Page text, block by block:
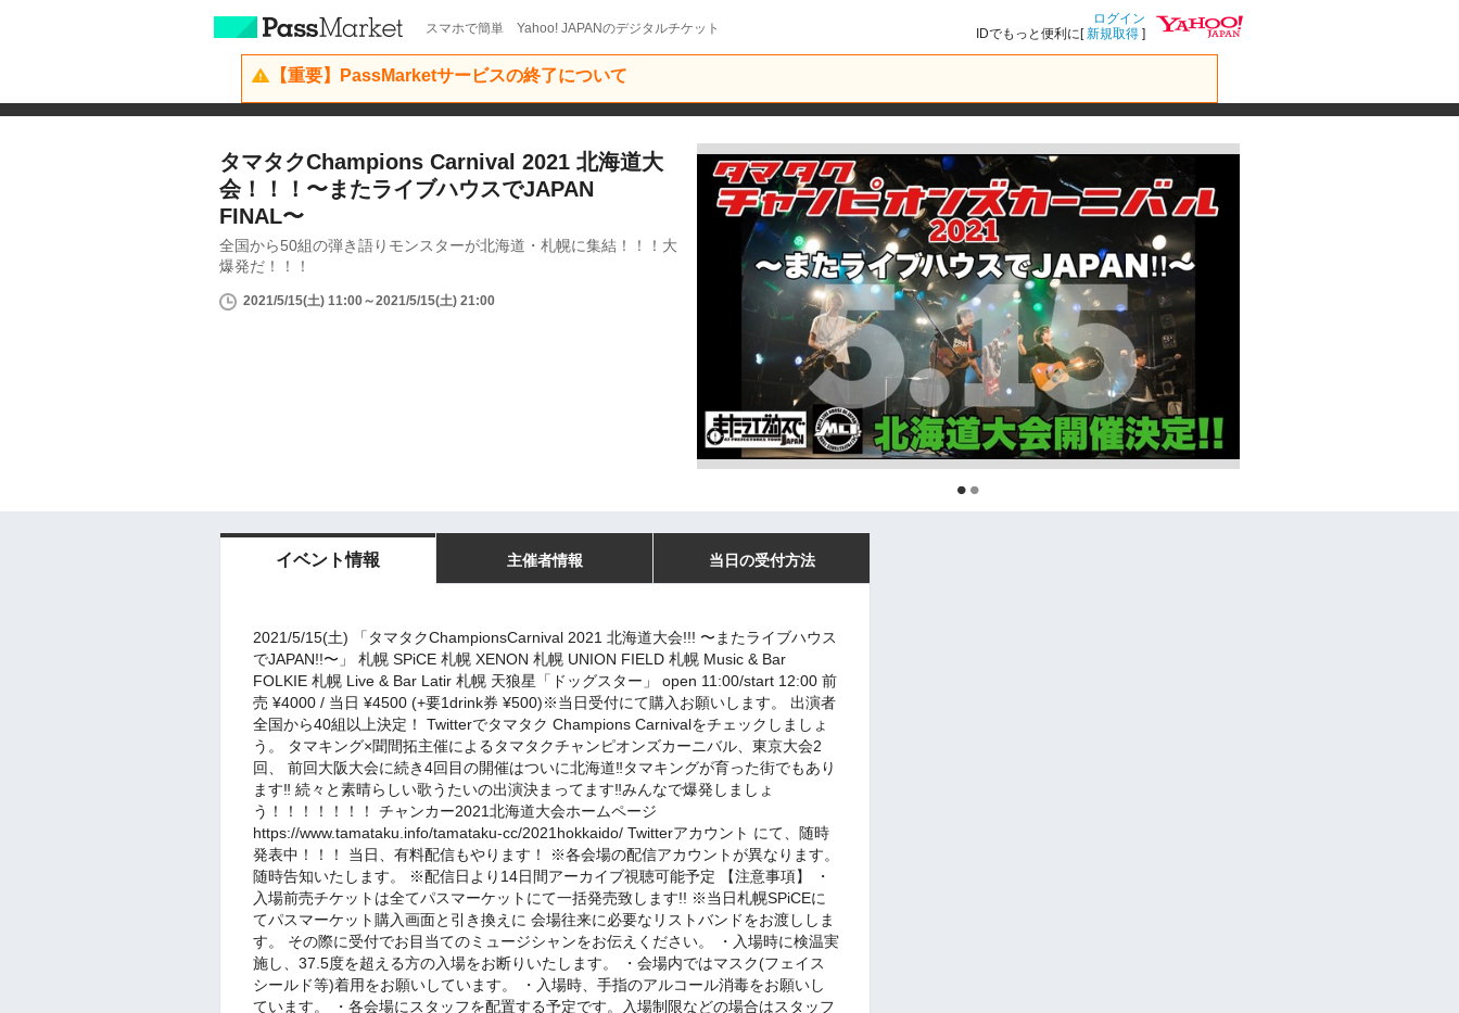
スマホで簡単 Yahoo! JAPANのデジタルチケット
ログイン
IDでもっと便利に[新規取得 ]
【重要】PassMarketサービスの終了について
タマタクChampions Carnival 2021 北海道大
会！！！〜またライブハウスでJAPAN
FINAL〜
全国から50組の弾き語りモンスターが北海道・札幌に集結！！！大
爆発だ！！！
2021/5/15(土) 11:00～2021/5/15(土) 21:00
イベント情報 主催者情報 当日の受付方法
2021/5/15(土) 「タマタクChampionsCarnival 2021 北海道大会!!! 〜またライブハウス
でJAPAN!!〜」 札幌 SPiCE 札幌 XENON 札幌 UNION FIELD 札幌 Music & Bar
FOLKIE 札幌 Live & Bar Latir 札幌 天狼星「ドッグスター」 open 11:00/start 12:00 前
売 ¥4000 / 当日 ¥4500 (+要1drink券 ¥500)※当日受付にて購入お願いします。 出演者
全国から40組以上決定！ Twitterでタマタク Champions Carnivalをチェックしましょ
う。 タマキング×聞間拓主催によるタマタクチャンピオンズカーニバル、東京大会2
回、 前回大阪大会に続き4回目の開催はついに北海道‼︎タマキングが育った街でもあり
ます‼︎ 続々と素晴らしい歌うたいの出演決まってます‼︎みんなで爆発しましょ
う！！！！！！！ チャンカー2021北海道大会ホームページ
https://www.tamataku.info/tamataku-cc/2021hokkaido/ Twitterアカウント にて、随時
発表中！！！ 当日、有料配信もやります！ ※各会場の配信アカウントが異なります。
随時告知いたします。 ※配信日より14日間アーカイブ視聴可能予定 【注意事項】 ・
入場前売チケットは全てパスマーケットにて一括発売致します!! ※当日札幌SPiCEに
てパスマーケット購入画面と引き換えに 会場往来に必要なリストバンドをお渡ししま
す。 その際に受付でお目当てのミュージシャンをお伝えください。 ・入場時に検温実
施し、37.5度を超える方の入場をお断りいたします。 ・会場内ではマスク(フェイス
シールド等)着用をお願いしています。 ・入場時、手指のアルコール消毒をお願いし
ています。 ・各会場にスタッフを配置する予定です。入場制限などの場合はスタッフ